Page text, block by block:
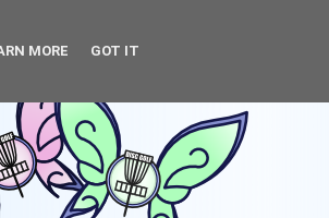
Niederösterreich und Burgenland
MORE GOT IT